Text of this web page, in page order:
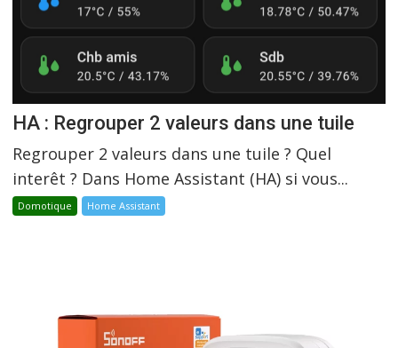
HA : Regrouper 2 valeurs dans une tuile
Regrouper 2 valeurs dans une tuile ? Quel
interêt ? Dans Home Assistant (HA) si vous...
Domotique Home Assistant